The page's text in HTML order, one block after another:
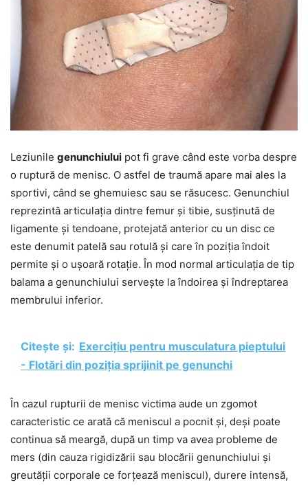
Leziunile genunchiului pot fi grave când este vorba despre
o ruptură de menisc. O astfel de traumă apare mai ales la
sportivi, când se ghemuiesc sau se răsucesc. Genunchiul
reprezintă articulația dintre femur și tibie, susținută de
ligamente și tendoane, protejată anterior cu un disc ce
este denumit patelă sau rotulă și care în poziția îndoit
permite și o ușoară rotație. În mod normal articulația de tip
balama a genunchiului servește la îndoirea și îndreptarea
membrului inferior.
Citește și: Exercițiu pentru musculatura pieptului
- Flotări din poziția sprijinit pe genunchi
În cazul rupturii de menisc victima aude un zgomot
caracteristic ce arată că meniscul a pocnit și, deși poate
continua să meargă, după un timp va avea probleme de
mers (din cauza rigidizării sau blocării genunchiului și
greutății corporale ce forțează meniscul), durere intensă,